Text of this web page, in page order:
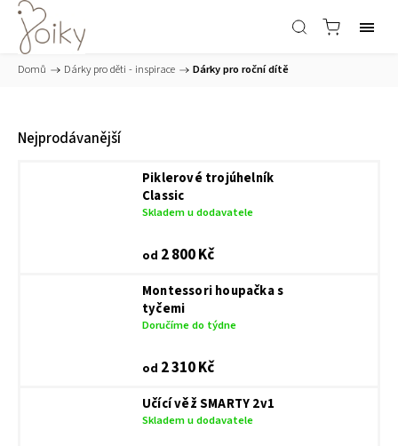
Domů / Dárky pro děti - inspirace / Dárky pro roční dítě
Nejprodávanější
Piklerové trojúhelník
Classic
Skladem u dodavatele
od 2 800 Kč
Montessori houpačka s
tyčemi
Doručíme do týdne
od 2 310 Kč
Učící věž SMARTY 2v1
Skladem u dodavatele